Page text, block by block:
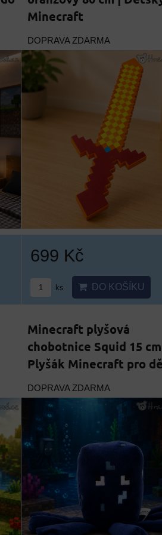
Minecraft
DOPRAVA ZDARMA
699 Kč
ks DO KOŠÍKU
Minecraft plyšová
chobotnice Squid 15
Plyšák Minecraft pro
DOPRAVA ZDARMA